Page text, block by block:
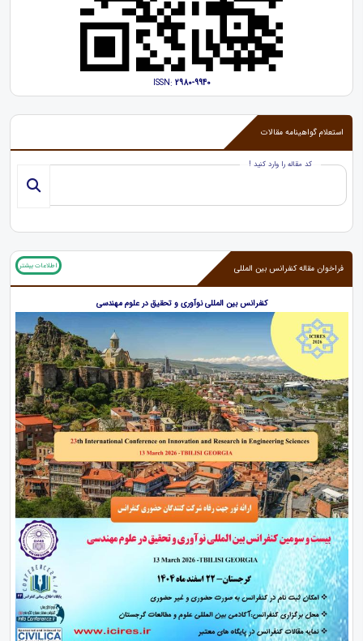
ISSN: 2980-9940
استعلام گواهینامه مقالات
کد مقاله را وارد کنید !
فراخوان مقاله کنفرانس بین المللی اطلاعات بیشتر
کنفرانس بین المللی نوآوری و تحقیق در علوم مهندسی